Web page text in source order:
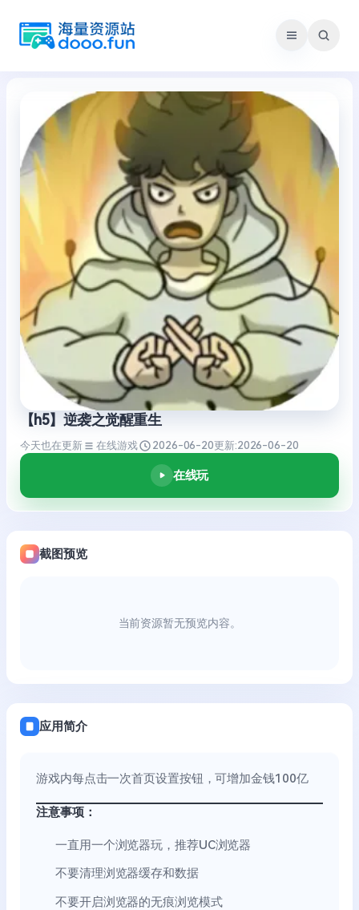
【h5】逆袭之觉醒重生
今天也在更新 在线游戏 2026-06-20更新:2026-06-20
在线玩
截图预览
当前资源暂无预览内容。
应用简介
游戏内每点击一次首页设置按钮，可增加金钱100亿
注意事项：
一直用一个浏览器玩，推荐UC浏览器
不要清理浏览器缓存和数据
不要开启浏览器的无痕浏览模式